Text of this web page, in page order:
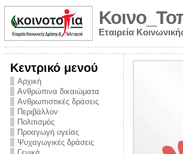
Εταιρεία
Κεντρικό μενού
Αρχική
Ανθρώπινα δικαιώματα
Ανθρωπιστικές δράσεις
Περιβάλλον
Πολιτισμός
Προαγωγή υγείας
Ψυχαγωγικές δράσεις